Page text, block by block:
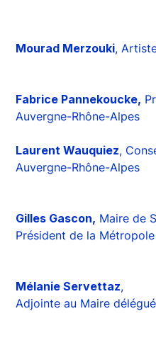
Mourad Merzouki,
Fabrice Pannekoucke,
Auvergne-Rhône-Alpes
Laurent Wauquiez,
Auvergne-Rhône-Alpes
Gilles Gascon, Maire de
Président de la
Mélanie Servettaz,
Adjointe au Maire